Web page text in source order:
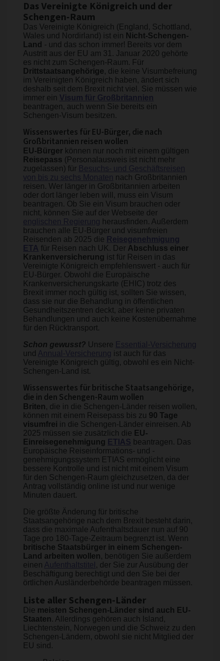
Das Vereinigte Königreich und der
Schengen-Raum
Das Vereinigte Königreich (England, Schottland,
Wales und Nordirland) ist ein Nicht-Schengen-
Land - und das schon immer! Bereits vor dem
Austritt aus der EU am 31. Januar 2020 gehörte
es nicht zum Schengen-Raum. Für
Drittstaatsangehörige, die keine Visumbefreiung
im Vereinigten Königreich haben, ändert sich
deshalb seit dem Brexit nicht viel. Sie müssen wie
immer ein Visum für Großbritannien
beantragen, auch wenn Sie bereits ein
Schengen-Visum besitzen.
Wissenswertes für EU-Bürger, die nach
Großbritannien reisen wollen
EU-Bürger können nur noch mit einem gültigen
Reisepass (Personalausweis ist nicht mehr
zugelassen) für Besuchs- und Geschäftsreisen
von bis zu sechs Monaten
nach Großbritannien
reisen. Wer länger in Großbritannien arbeiten
oder dort länger leben will, muss ein Visum
beantragen. Ob Sie ein Visum brauchen oder
nicht, können Sie auf der Webseite der
englischen Regierung
herausfinden. Außerdem
brauchen alle EU-Bürger und visumfreien
Reisenden ab 2025 die Reisegenehmigung
ETA für Reisen nach UK. Der Abschluss einer
Krankenversicherung ist für Reisen in das
Vereinigte Königreich empfehlenswert - auch für
EU-Bürger. Obwohl die Europäische
Krankenversicherungskarte (EHIC) trotz des
Brexit immer noch gültig ist, sollten Sie wissen,
dass sie nur die Behandlung in öffentlichen
Gesundheitszentren deckt, aber keine privaten
Behandlungen und auch keine Kostenübernahme
für den Rücktransport.
Schon gewusst? Unsere Essential-Versicherung
und Annual-Versicherung ist auch für das
Vereinigte Königreich gültig, obwohl es ein Nicht-
Schengen-Land ist.
Wissenswertes für britische Staatsangehörige,
die in den Schengen-Raum wollen
Briten, die in die Schengen-Länder reisen wollen,
können mit einem Reisepass bis zu 90 Tage
visumfrei in die Schengen-Länder einreisen. Ab
2025 müssen sie zusätzlich die EU-
Einreisegenehmigung ETIAS beantragen. Das
Europäische Reiseinformations- und -
genehmigungssystem ETIAS ermöglicht eine
bessere Kontrolle und ist nicht mit einem Visum
für den Schengen-Raum gleichzusetzen, da der
Antrag vollständig online ist und nur wenige
Minuten dauert.
Die größte Änderung für britische
Staatsangehörige nach dem Brexit besteht darin,
dass die maximale Aufenthaltsdauer nun auf 90
Tage pro 180-Tage-Zeitraum begrenzt ist. Wenn
britische Staatsbürger in einem Schengen-
Land arbeiten wollen, benötigen Sie außerdem
einen Aufenthaltstitel , der Sie zur Ausübung der
Beschäftigung berechtigt und den Sie bei der
örtlichen Ausländerbehörde beantragen müssen.
Liste aller Schengen-Länder
Die meisten Schengen-Länder sind auch EU-
Staaten. Allerdings gehören auch Island,
Liechtenstein, Norwegen und die Schweiz zu den
Schengen-Ländern, obwohl sie nicht Mitglied der
EU sind.